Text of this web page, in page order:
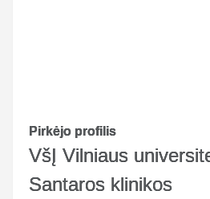
Pirkėjo profilis
VšĮ Vilniaus
Santaros klinikos